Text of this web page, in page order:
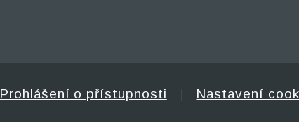
Prohlášení o přístupnosti Nastavení